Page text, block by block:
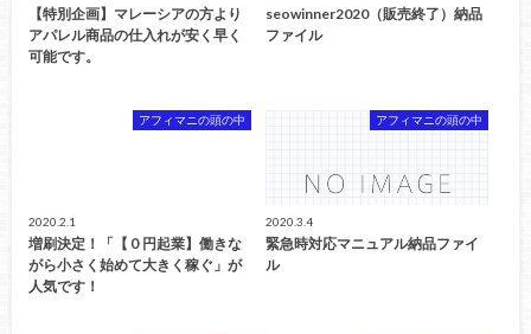
【特別企画】マレーシアの方より
アパレル商品の仕入れが安く早く
可能です。
seowinner2020（販売終了）納品
ファイル
アフィマニの頭の中
2020.2.1
増刷決定！「【０円起業】働きな
がら小さく始めて大きく稼ぐ」が
人気です！
アフィマニの頭の中
2020.3.4
緊急時対応マニュアル納品ファイ
ル